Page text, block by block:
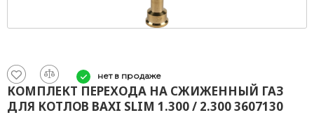
нет в продаже
КОМПЛЕКТ ПЕРЕХОДА НА СЖИЖЕННЫЙ ГАЗ
ДЛЯ КОТЛОВ BAXI SLIM 1.300 / 2.300 3607130